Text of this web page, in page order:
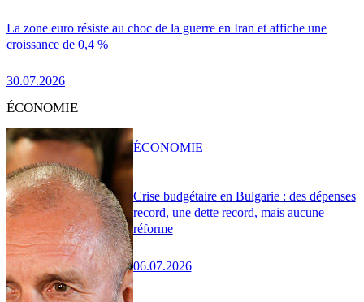
La zone euro résiste au choc de la guerre en Iran et affiche une
croissance de 0,4 %
30.07.2026
ÉCONOMIE
Crise budgétaire en Bulgarie : des dépenses
record, une dette record, mais aucune
réforme
06.07.2026
ÉCONOMIE